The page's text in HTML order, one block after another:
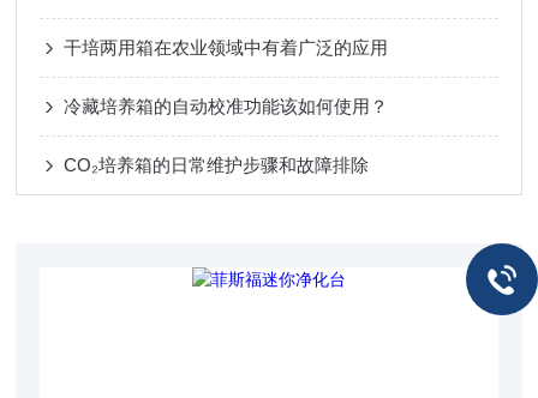
干培两用箱在农业领域中有着广泛的应用
冷藏培养箱的自动校准功能该如何使用？
CO₂培养箱的日常维护步骤和故障排除